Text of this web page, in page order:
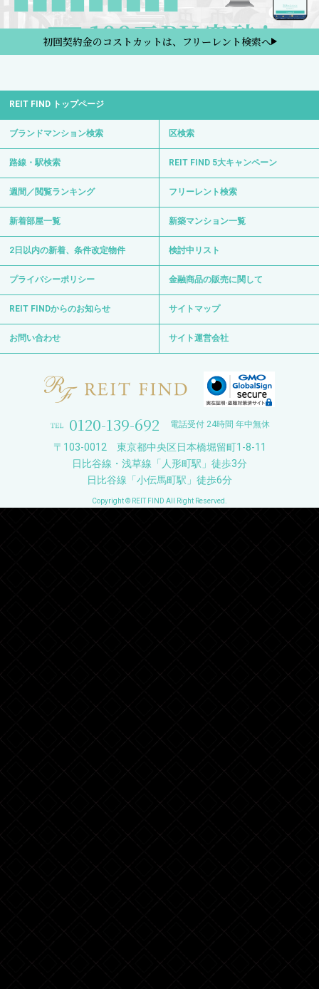
初回契約金のコストカットは、フリーレント検索へ
REIT FIND トップページ
ブランドマンション検索 区検索
路線・駅検索 REIT FIND 5大キャンペーン
週間／閲覧ランキング フリーレント検索
新着部屋一覧 新築マンション一覧
2日以内の新着、条件改定物件 検討中リスト
プライバシーポリシー 金融商品の販売に関して
REIT FINDからのお知らせ サイトマップ
お問い合わせ サイト運営会社
0120-139-692 電話受付 24時間 年中無休
〒103-0012 東京都中央区日本橋堀留町1-8-11
日比谷線・浅草線「人形町駅」徒歩3分
日比谷線「小伝馬町駅」徒歩6分
Copyright © REIT FIND All Right Reserved.